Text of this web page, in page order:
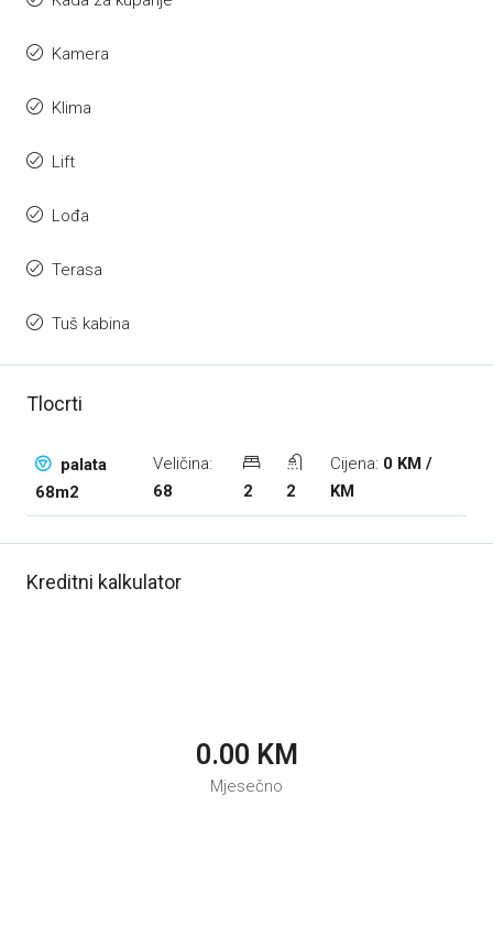
Kamera
Klima
Lift
Lođa
Terasa
Tuš kabina
Tlocrti
palata
68m2
Veličina:
68
2 2
Cijena: 0 KM /
KM
Kreditni kalkulator
0.00 KM
Mjesečno